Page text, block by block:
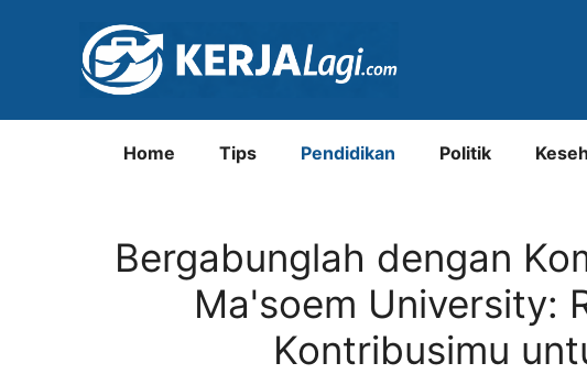
Home Tips Pendidikan Politik
Bergabunglah dengan
Ma'soem University:
Kontribusimu